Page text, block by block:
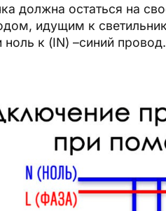
должна остаться на
идущим к
ноль к (IN) –синий провод.